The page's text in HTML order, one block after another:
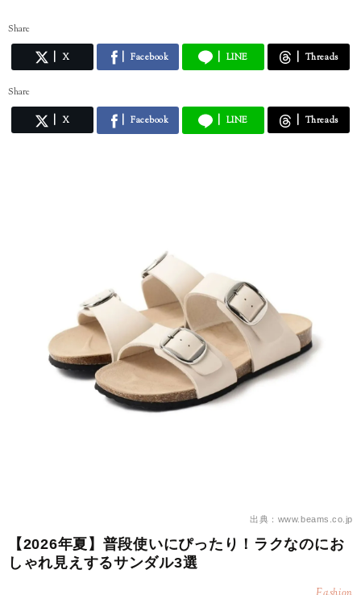
Share
X Facebook LINE Threads
Share
X Facebook LINE Threads
出典：www.beams.co.jp
【2026年夏】普段使いにぴったり！ラクなのにお
しゃれ見えするサンダル3選